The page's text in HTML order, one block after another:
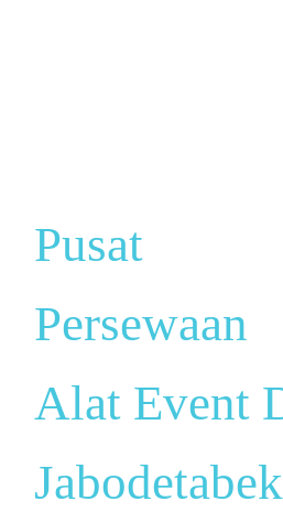
Pusat
Persewaan
Alat Event
Jabodetabek